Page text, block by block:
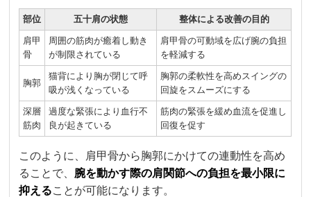
部位 五十肩の状態 整体による改善の目的
肩甲
骨
周囲の筋肉が癒着し動き
が制限されている
肩甲骨の可動域を広げ腕の負担
を軽減する
胸郭
猫背により胸が閉じて呼
吸が浅くなっている
胸郭の柔軟性を高めスイングの
回旋をスムーズにする
深層
筋肉
過度な緊張により血行不
良が起きている
筋肉の緊張を緩め血流を促進し
回復を促す
このように、肩甲骨から胸郭にかけての連動性を高め
ることで、 腕を動かす際の肩関節への負担を最小限に
抑えることが可能になります。